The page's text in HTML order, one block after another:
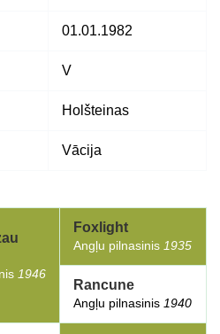
01.01.1982
V
Holšteinas
Vācija
1946
Foxlight
Angļu pilnasinis 1935
Rancune
Angļu pilnasinis 1940